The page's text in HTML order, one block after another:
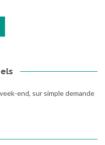
end, sur simple demande